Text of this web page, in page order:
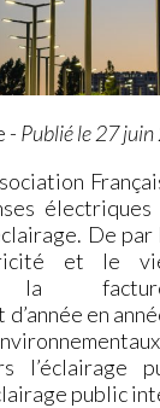
- Publié le 27
De par
et le
la
en
l’éclairage
public